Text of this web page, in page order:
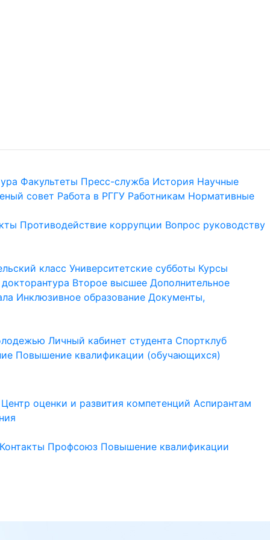
Факультеты Пресс-служба История Научные
совет Работа в РГГУ Работникам Нормативные
Противодействие коррупции Вопрос руководству
класс Университетские субботы Курсы
Второе высшее Дополнительное
Инклюзивное образование Документы,
Личный кабинет студента Спортклуб
Повышение квалификации (обучающихся)
Центр оценки и развития компетенций Аспирантам
Контакты Профсоюз Повышение квалификации